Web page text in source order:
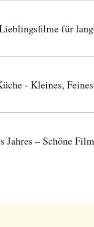
für
- Kleines,
Jahres – Schöne